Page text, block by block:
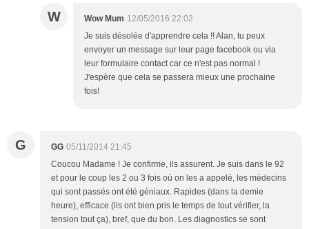
W Wow Mum 12/05/2016 22:02
Je suis désolée d'apprendre cela !! Alan, tu peux
envoyer un message sur leur page facebook ou via
leur formulaire contact car ce n'est pas normal !
J'espère que cela se passera mieux une prochaine
fois!
G GG 05/11/2014 21:45
Coucou Madame ! Je confirme, ils assurent. Je suis dans le 92
et pour le coup les 2 ou 3 fois où on les a appelé, les médecins
qui sont passés ont été géniaux. Rapides (dans la demie
heure), efficace (ils ont bien pris le temps de tout vérifier, la
tension tout ça), bref, que du bon. Les diagnostics se sont